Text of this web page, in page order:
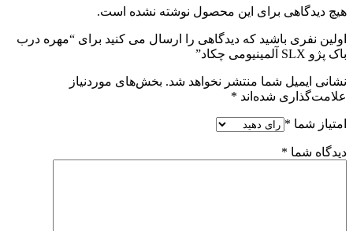
هیچ دیدگاهی برای این محصول نوشته نشده است.
اولین نفری باشید که دیدگاهی را ارسال می کنید برای “مهره درب
باک پژو SLX آلمینیومی چکاد”
نشانی ایمیل شما منتشر نخواهد شد. بخش‌های موردنیاز
علامت‌گذاری شده‌اند *
امتیاز شما *
دیدگاه شما *